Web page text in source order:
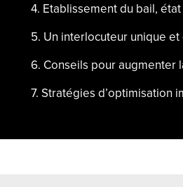
4. Etablissement du bail,
5. Un interlocuteur unique
6. Conseils pour augmenter
7. Stratégies d’optimisation